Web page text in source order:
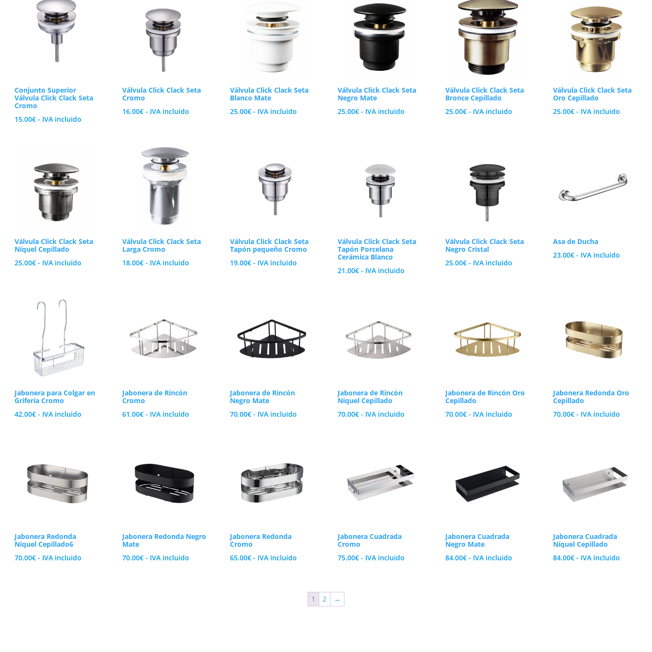
Puedes elegir entre el clásico cromo brillante, el moderno negro mate o el blanco minimalista. Estos tonos coordinan a la perfección con la perfilería de tu
mampara o tus grifos.
accesorios de baño de VAROBATH, optimiza el almacenamiento de tu aseo y consigue un espacio práctico, cómodo y lleno de estilo.
últimos
Conjunto Superior
Válvula Click Clack Seta
Cromo
15.00€ - IVA incluido
Válvula Click Clack Seta
Cromo
16.00€ - IVA incluido
Válvula Click Clack Seta
Blanco Mate
25.00€ - IVA incluido
Válvula Click Clack Seta
Negro Mate
25.00€ - IVA incluido
Válvula Click Clack Seta
Bronce Cepillado
25.00€ - IVA incluido
Válvula Click Clack Seta
Oro Cepillado
25.00€ - IVA incluido
Válvula Click Clack Seta
Níquel Cepillado
25.00€ - IVA incluido
Válvula Click Clack Seta
Larga Cromo
18.00€ - IVA incluido
Válvula Click Clack Seta
Tapón pequeño Cromo
19.00€ - IVA incluido
Válvula Click Clack Seta
Tapón Porcelana
Cerámica Blanco
21.00€ - IVA incluido
Válvula Click Clack Seta
Negro Cristal
25.00€ - IVA incluido
Asa de Ducha
23.00€ - IVA incluido
Jabonera para Colgar en
Grifería Cromo
42.00€ - IVA incluido
Jabonera de Rincón
Cromo
61.00€ - IVA incluido
Jabonera de Rincón
Negro Mate
70.00€ - IVA incluido
Jabonera de Rincón
Níquel Cepillado
70.00€ - IVA incluido
Jabonera de Rincón Oro
Cepillado
70.00€ - IVA incluido
Jabonera Redonda Oro
Cepillado
70.00€ - IVA incluido
Jabonera Redonda
Níquel Cepillado6
70.00€ - IVA incluido
Jabonera Redonda Negro
Mate
70.00€ - IVA incluido
Jabonera Redonda
Cromo
65.00€ - IVA incluido
Jabonera Cuadrada
Cromo
75.00€ - IVA incluido
Jabonera Cuadrada
Negro Mate
84.00€ - IVA incluido
Jabonera Cuadrada
Níquel Cepillado
84.00€ - IVA incluido
1 2 →